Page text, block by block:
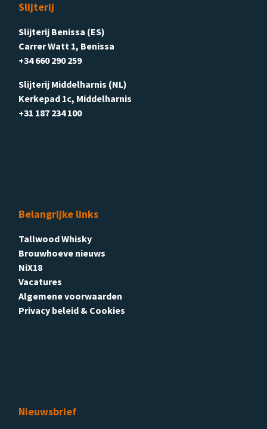
Slijterij
Slijterij Benissa (ES)
Carrer Watt 1, Benissa
+34 660 290 259
Slijterij Middelharnis (NL)
Kerkepad 1c, Middelharnis
+31 187 234 100
Belangrijke links
Tallwood Whisky
Brouwhoeve nieuws
NiX18
Vacatures
Algemene voorwaarden
Privacy beleid & Cookies
Nieuwsbrief